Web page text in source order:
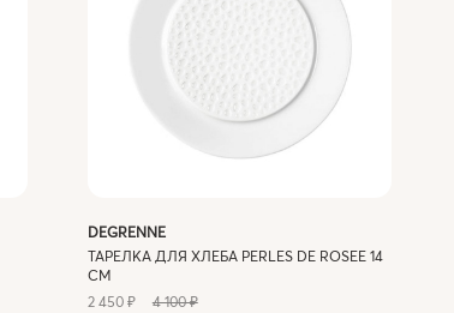
DEGRENNE
ТАРЕЛКА ДЛЯ ХЛЕБА PERLES DE ROSEE 14
СМ
2 450 ₽
4 100 ₽